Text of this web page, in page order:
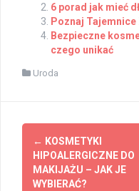
6 porad jak mieć
Poznaj
Bezpieczne
czego unikać
Uroda
Post
navigation
← KOSMETYKI
HIPOALERGICZNE DO
MAKIJAŻU – JAK JE
WYBIERAĆ?